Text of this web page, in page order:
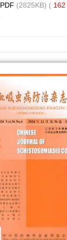
PDF (2825KB) ( 162